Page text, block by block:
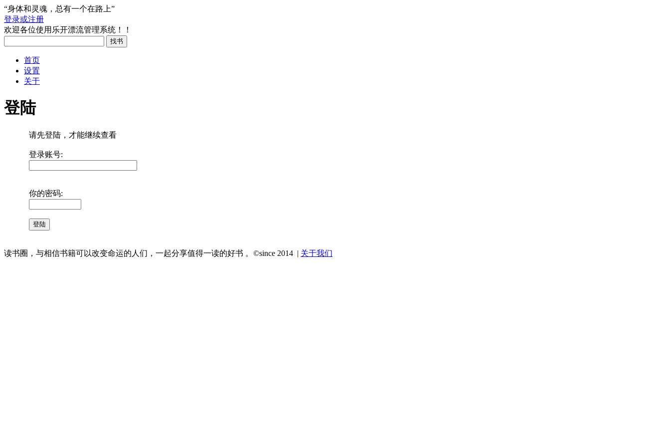
“身体和灵魂，总有一个在路上”
登录或注册
欢迎各位使用乐开漂流管理系统！！
首页
设置
关于
登陆
请先登陆，才能继续查看
登录账号:
你的密码:
读书圈，与相信书籍可以改变命运的人们，一起分享值得一读的好书 。©since 2014 | 关于我们